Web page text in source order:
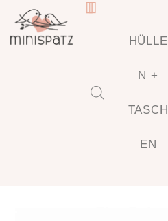
HÜLLE
N +
TASCH
EN